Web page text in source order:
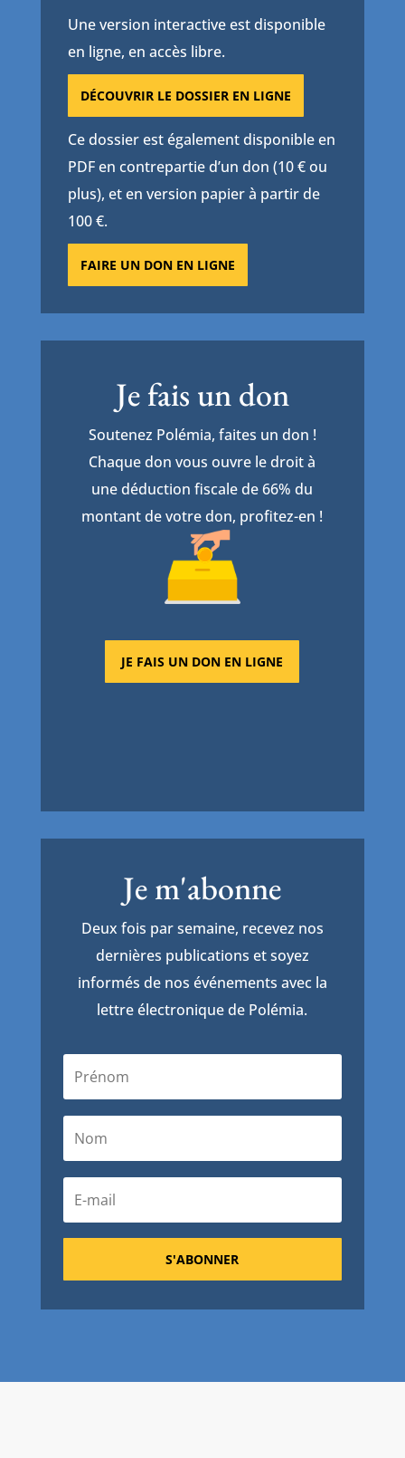
Une version interactive est disponible
en ligne, en accès libre.
DÉCOUVRIR LE DOSSIER EN LIGNE
Ce dossier est également disponible en
PDF en contrepartie d’un don (10 € ou
plus), et en version papier à partir de
100 €.
FAIRE UN DON EN LIGNE
Je fais un don
Soutenez Polémia, faites un don !
Chaque don vous ouvre le droit à
une déduction fiscale de 66% du
montant de votre don, profitez-en !
JE FAIS UN DON EN LIGNE
Je m'abonne
Deux fois par semaine, recevez nos
dernières publications et soyez
informés de nos événements avec la
lettre électronique de Polémia.
S'ABONNER